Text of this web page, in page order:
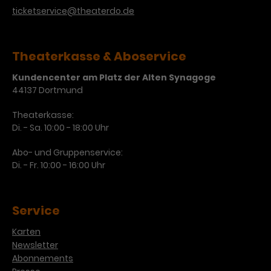
verschiedene Websites hinweg.
ticketservice@theaterdo.de
Theaterkasse & Aboservice
Kundencenter am Platz der Alten Synagoge
44137 Dortmund
Theaterkasse:
Di. - Sa. 10:00 - 18:00 Uhr
Abo- und Gruppenservice:
Di. - Fr. 10:00 - 16:00 Uhr
Service
Karten
Newsletter
Abonnements